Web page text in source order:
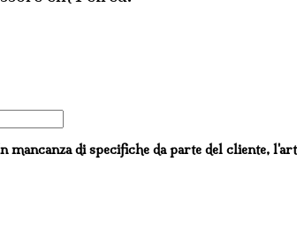
di specifiche da parte del cliente,